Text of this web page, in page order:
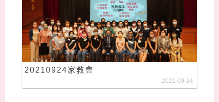
20210924家教會
2021-09-24